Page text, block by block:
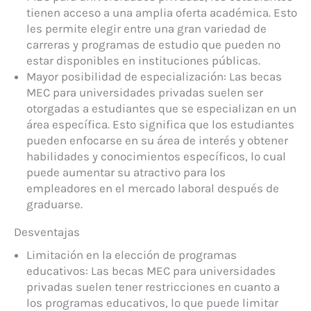
tienen acceso a una amplia oferta académica. Esto
les permite elegir entre una gran variedad de
carreras y programas de estudio que pueden no
estar disponibles en instituciones públicas.
Mayor posibilidad de especialización: Las becas
MEC para universidades privadas suelen ser
otorgadas a estudiantes que se especializan en un
área específica. Esto significa que los estudiantes
pueden enfocarse en su área de interés y obtener
habilidades y conocimientos específicos, lo cual
puede aumentar su atractivo para los
empleadores en el mercado laboral después de
graduarse.
Desventajas
Limitación en la elección de programas
educativos: Las becas MEC para universidades
privadas suelen tener restricciones en cuanto a
los programas educativos, lo que puede limitar